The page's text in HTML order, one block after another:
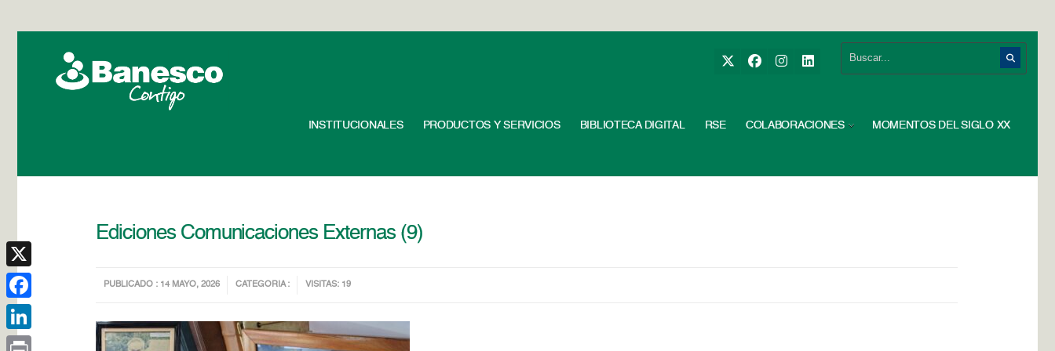
INSTITUCIONALES PRODUCTOS Y SERVICIOS BIBLIOTECA DIGITAL RSE COLABORACIONES MOMENTOS DEL SIGLO XX
Ediciones Comunicaciones Externas (9)
PUBLICADO : 14 MAYO, 2026 CATEGORIA : VISITAS: 19
X
Facebook
LinkedIn